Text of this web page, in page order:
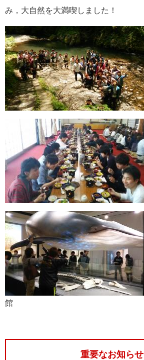
み，大自然を大満喫しました！
館
重要なお知らせ